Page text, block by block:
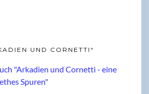
UND CORNETTI“